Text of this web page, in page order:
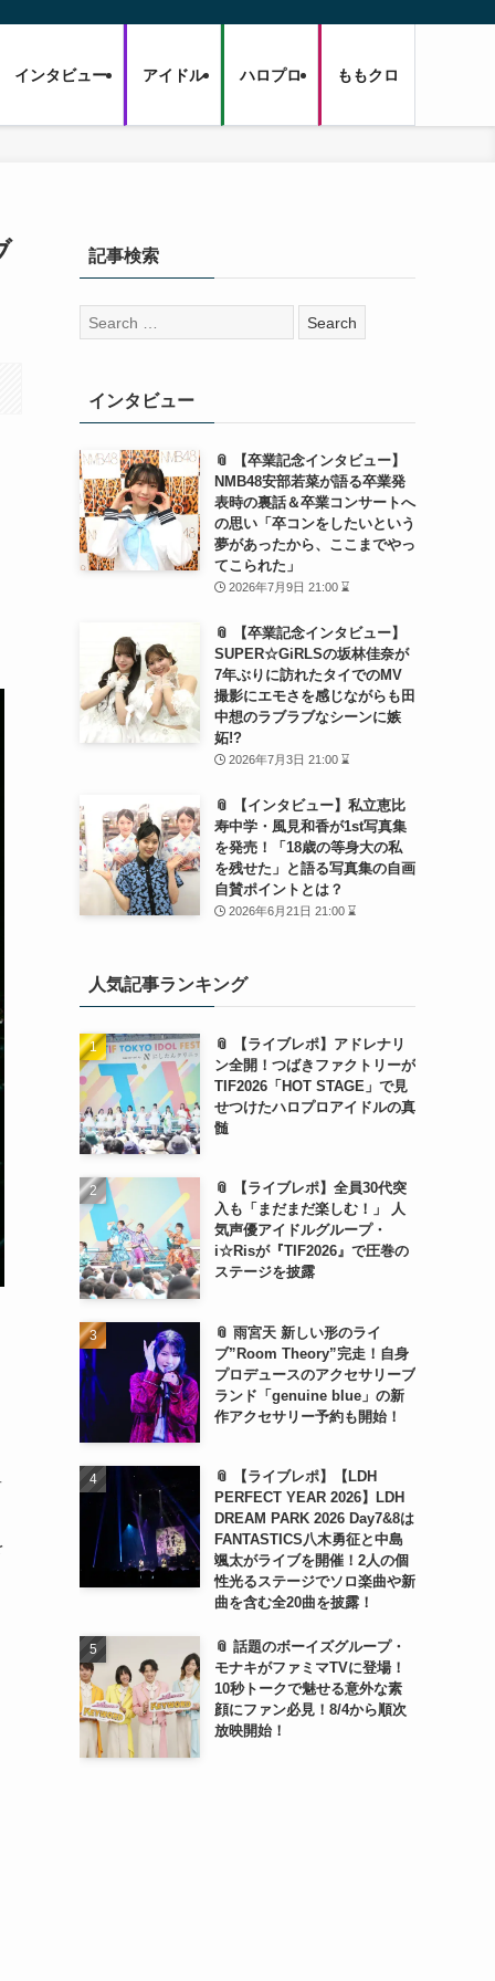
インタビュー アイドル ハロプロ ももクロ
記事検索
検
索:
インタビュー
📎 【卒業記念インタビュー】
NMB48安部若菜が語る卒業発
表時の裏話＆卒業コンサートへ
の思い「卒コンをしたいという
夢があったから、ここまでやっ
てこられた」
2026年7月9日 21:00 ⌛
📎 【卒業記念インタビュー】
SUPER☆GiRLSの坂林佳奈が
7年ぶりに訪れたタイでのMV
撮影にエモさを感じながらも田
中想のラブラブなシーンに嫉
妬!?
2026年7月3日 21:00 ⌛
📎 【インタビュー】私立恵比
寿中学・風見和香が1st写真集
を発売！「18歳の等身大の私
を残せた」と語る写真集の自画
自賛ポイントとは？
2026年6月21日 21:00 ⌛
人気記事ランキング
📎 【ライブレポ】アドレナリ
ン全開！つばきファクトリーが
TIF2026「HOT STAGE」で見
せつけたハロプロアイドルの真
髄
📎 【ライブレポ】全員30代突
入も「まだまだ楽しむ！」 人
気声優アイドルグループ・
i☆Risが『TIF2026』で圧巻の
ステージを披露
📎 雨宮天 新しい形のライ
ブ”Room Theory”完走！自身
プロデュースのアクセサリーブ
ランド「genuine blue」の新
作アクセサリー予約も開始！
📎 【ライブレポ】【LDH
PERFECT YEAR 2026】LDH
DREAM PARK 2026 Day7&8は
FANTASTICS八木勇征と中島
颯太がライブを開催！2人の個
性光るステージでソロ楽曲や新
曲を含む全20曲を披露！
📎 話題のボーイズグループ・
モナキがファミマTVに登場！
10秒トークで魅せる意外な素
顔にファン必見！8/4から順次
放映開始！